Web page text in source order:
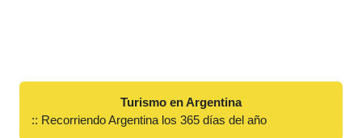
Turismo en Argentina
:: Recorriendo Argentina los 365 días del año